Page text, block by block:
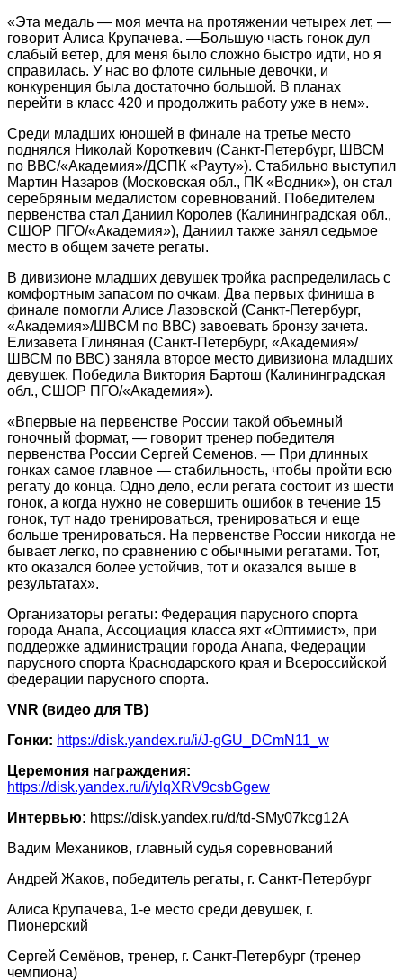
«Эта медаль — моя мечта на протяжении четырех лет, —
говорит Алиса Крупачева. —Большую часть гонок дул
слабый ветер, для меня было сложно быстро идти, но я
справилась. У нас во флоте сильные девочки, и
конкуренция была достаточно большой. В планах
перейти в класс 420 и продолжить работу уже в нем».
Среди младших юношей в финале на третье место
поднялся Николай Короткевич (Санкт-Петербург, ШВСМ
по ВВС/«Академия»/ДСПК «Рауту»). Стабильно выступил
Мартин Назаров (Московская обл., ПК «Водник»), он стал
серебряным медалистом соревнований. Победителем
первенства стал Даниил Королев (Калининградская обл.,
СШОР ПГО/«Академия»), Даниил также занял седьмое
место в общем зачете регаты.
В дивизионе младших девушек тройка распределилась с
комфортным запасом по очкам. Два первых финиша в
финале помогли Алисе Лазовской (Санкт-Петербург,
«Академия»/ШВСМ по ВВС) завоевать бронзу зачета.
Елизавета Глиняная (Санкт-Петербург, «Академия»/
ШВСМ по ВВС) заняла второе место дивизиона младших
девушек. Победила Виктория Бартош (Калининградская
обл., СШОР ПГО/«Академия»).
«Впервые на первенстве России такой объемный
гоночный формат, — говорит тренер победителя
первенства России Сергей Семенов. — При длинных
гонках самое главное — стабильность, чтобы пройти всю
регату до конца. Одно дело, если регата состоит из шести
гонок, а когда нужно не совершить ошибок в течение 15
гонок, тут надо тренироваться, тренироваться и еще
больше тренироваться. На первенстве России никогда не
бывает легко, по сравнению с обычными регатами. Тот,
кто оказался более устойчив, тот и оказался выше в
результатах».
Организаторы регаты: Федерация парусного спорта
города Анапа, Ассоциация класса яхт «Оптимист», при
поддержке администрации города Анапа, Федерации
парусного спорта Краснодарского края и Всероссийской
федерации парусного спорта.
VNR (видео для ТВ)
Гонки: https://disk.yandex.ru/i/J-gGU_DCmN11_w
Церемония награждения:
https://disk.yandex.ru/i/ylqXRV9csbGgew
Интервью: https://disk.yandex.ru/d/td-SMy07kcg12A
Вадим Механиков, главный судья соревнований
Андрей Жаков, победитель регаты, г. Санкт-Петербург
Алиса Крупачева, 1-е место среди девушек, г.
Пионерский
Сергей Семёнов, тренер, г. Санкт-Петербург (тренер
чемпиона)